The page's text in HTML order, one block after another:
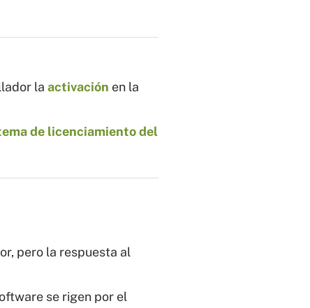
la activación en la
de licenciamiento del
pero la respuesta al
se rigen por el